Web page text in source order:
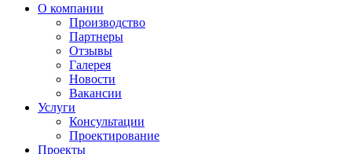
О компании
Производство
Партнеры
Отзывы
Галерея
Новости
Вакансии
Услуги
Консультации
Проектирование
Проекты